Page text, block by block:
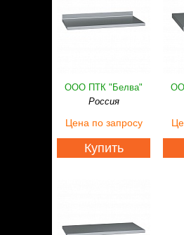
ООО ПТК "Белва"
Россия
Цена по запросу
Купить